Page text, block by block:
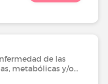
de las
metabólicas y/o…